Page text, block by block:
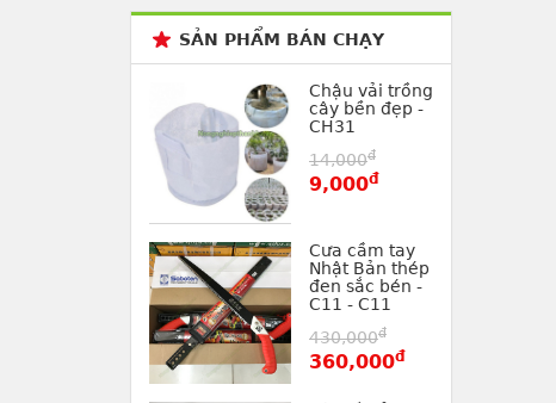
SẢN PHẨM BÁN CHẠY
Chậu vải trồng
cây bền đẹp -
CH31
14,000đ
9,000đ
Cưa cầm tay
Nhật Bản thép
đen sắc bén -
C11 - C11
430,000đ
360,000đ